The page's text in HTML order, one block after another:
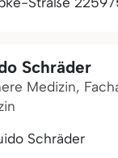
Schräder
Medizin,
Schräder